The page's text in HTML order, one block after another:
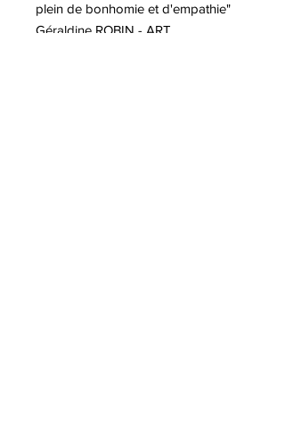
plein de bonhomie et d'empathie"
Géraldine ROBIN - ART